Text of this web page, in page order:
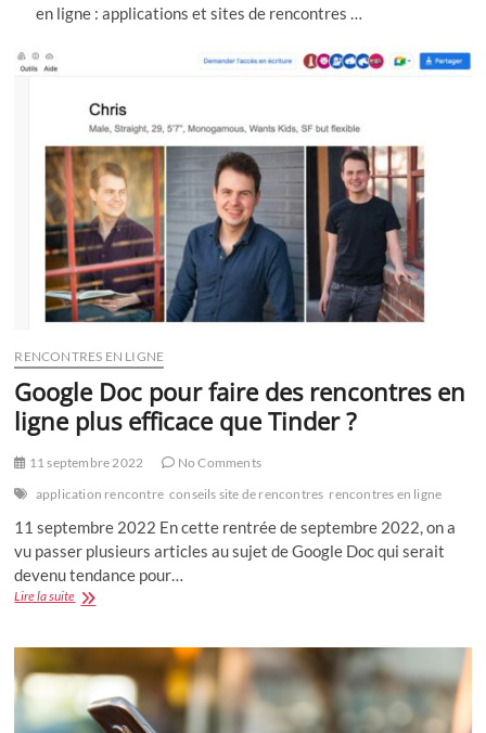
en ligne : applications et sites de rencontres …
RENCONTRES EN LIGNE
Google Doc pour faire des rencontres en
ligne plus efficace que Tinder ?
11 septembre 2022
No Comments
application rencontre conseils site de rencontres rencontres en ligne
11 septembre 2022 En cette rentrée de septembre 2022, on a
vu passer plusieurs articles au sujet de Google Doc qui serait
devenu tendance pour…
Lire la suiteGoogle
des
rencontres
en